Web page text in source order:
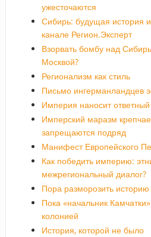
ужесточаются
Сибирь: будущая история
канале Регион.Эксперт
Взорвать бомбу над
Москвой?
Регионализм как стиль
Письмо ингерманландцев
Империя наносит
Имперский маразм
запрещаются подряд
Манифест Европейского
Как победить империю:
межрегиональный диалог?
Пора разморозить историю
Пока «начальник
колонией
История, которой не было